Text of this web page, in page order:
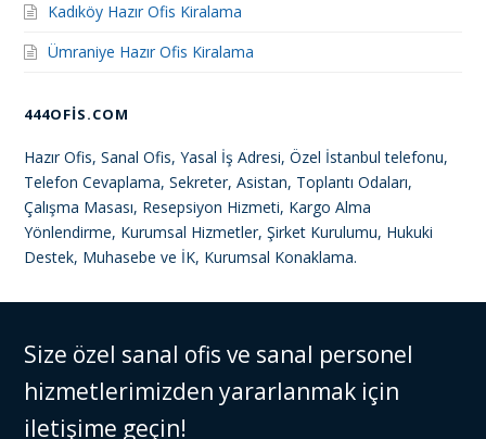
Kadıköy Hazır Ofis Kiralama
Ümraniye Hazır Ofis Kiralama
444OFIS.COM
Hazır Ofis, Sanal Ofis, Yasal İş Adresi, Özel İstanbul telefonu,
Telefon Cevaplama, Sekreter, Asistan, Toplantı Odaları,
Çalışma Masası, Resepsiyon Hizmeti, Kargo Alma
Yönlendirme, Kurumsal Hizmetler, Şirket Kurulumu, Hukuki
Destek, Muhasebe ve İK, Kurumsal Konaklama.
Size özel sanal ofis ve sanal personel
hizmetlerimizden yararlanmak için
iletişime geçin!